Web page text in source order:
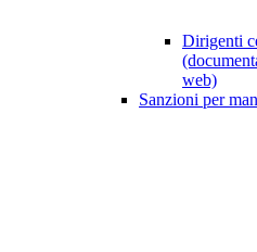
Dirigenti
web)
Sanzioni per